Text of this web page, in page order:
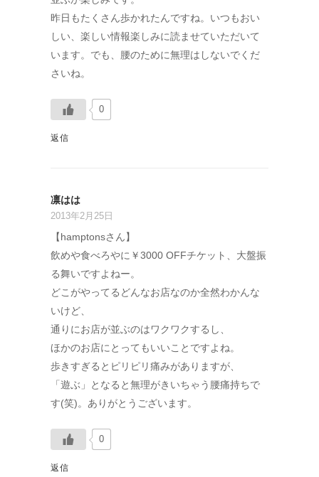
昨日もたくさん歩かれたんですね。いつもおい
しい、楽しい情報楽しみに読ませていただいて
います。でも、腰のために無理はしないでくだ
さいね。
0
返信
凛はは
2013年2月25日
【hamptonsさん】
飲めや食べろやに￥3000 OFFチケット、大盤振
る舞いですよねー。
どこがやってるどんなお店なのか全然わかんな
いけど、
通りにお店が並ぶのはワクワクするし、
ほかのお店にとってもいいことですよね。
歩きすぎるとピリピリ痛みがありますが、
「遊ぶ」となると無理がきいちゃう腰痛持ちで
す(笑)。ありがとうございます。
0
返信